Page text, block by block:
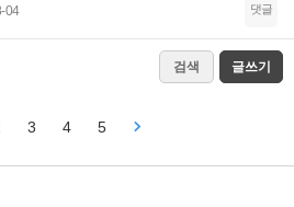
04 댓글
검색 글쓰기
3 4 5